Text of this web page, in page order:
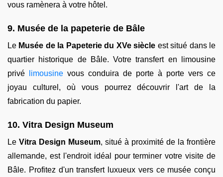
vous ramènera à votre hôtel.
9. Musée de la papeterie de Bâle
Le Musée de la Papeterie du XVe siècle est situé dans le
quartier historique de Bâle. Votre transfert en limousine
privé
limousine vous conduira de porte à porte vers ce
joyau culturel, où vous pourrez découvrir l'art de la
fabrication du papier.
10. Vitra Design Museum
Le Vitra Design Museum, situé à proximité de la frontière
allemande, est l'endroit idéal pour terminer votre visite de
Bâle. Profitez d'un transfert luxueux vers ce musée conçu